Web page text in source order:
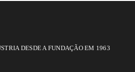
DESDE A FUNDAÇÃO EM 1963